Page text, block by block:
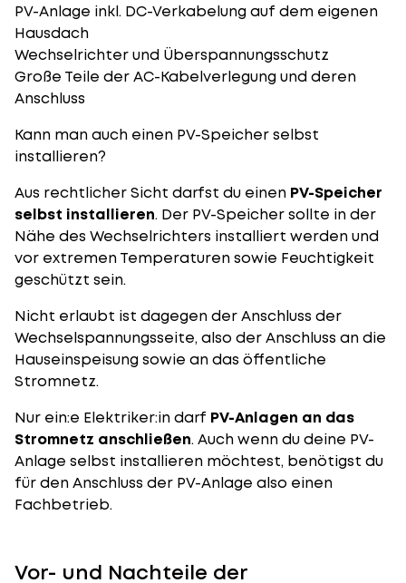
PV-Anlage inkl. DC-Verkabelung auf dem eigenen
Hausdach
Wechselrichter und Überspannungsschutz
Große Teile der AC-Kabelverlegung und deren
Anschluss
Kann man auch einen PV-Speicher selbst
installieren?
Aus rechtlicher Sicht darfst du einen PV-Speicher
selbst installieren. Der PV-Speicher sollte in der
Nähe des Wechselrichters installiert werden und
vor extremen Temperaturen sowie Feuchtigkeit
geschützt sein.
Nicht erlaubt ist dagegen der Anschluss der
Wechselspannungsseite, also der Anschluss an die
Hauseinspeisung sowie an das öffentliche
Stromnetz.
Nur ein:e Elektriker:in darf PV-Anlagen an das
Stromnetz anschließen. Auch wenn du deine PV-
Anlage selbst installieren möchtest, benötigst du
für denAnschluss der PV-Anlage also einen
Fachbetrieb.
Vor- und Nachteile der